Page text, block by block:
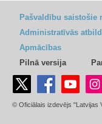
Pašvaldību saistošie
Administratīvās
Apmācības
Pilnā versija
© Oficiālais izdevējs "Latvijas